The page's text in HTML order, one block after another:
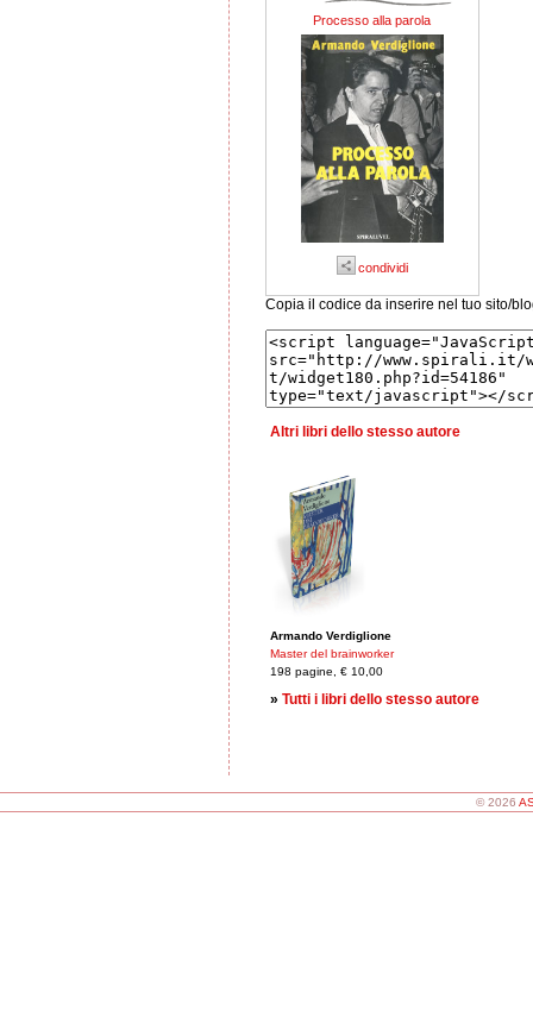
Processo alla parola
condividi
Copia il codice da inserire nel tuo sito/
Altri libri dello stesso autore
Armando Verdiglione
Master del brainworker
198 pagine, € 10,00
» Tutti i libri dello stesso autore
© 2026